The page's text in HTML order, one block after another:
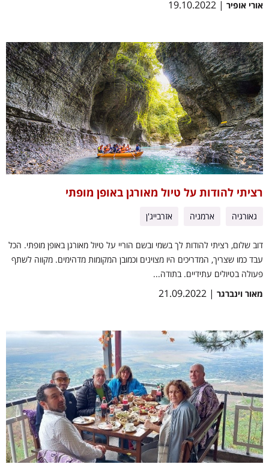
אורי אופיר | 19.10.2022
רציתי להודות על טיול מאורגן באופן מופתי
גאורגיה ארמניה אזרבייג'ן
דוב שלום, רציתי להודות לך בשמי ובשם הוריי על טיול מאורגן באופן מופתי. הכל
עבד כמו שצריך, המדריכים היו מצוינים וכמובן המקומות מדהימים. מקווה לשתף
פעולה בטיולים עתידיים. בתודה...
מאור וינברגר | 21.09.2022